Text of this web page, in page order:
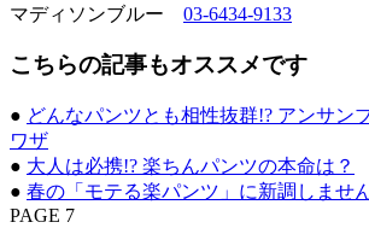
マディソンブルー 03-6434-9133
こちらの記事もオススメです
● どんなパンツとも相性抜群!? アンサン
ワザ
● 大人は必携!? 楽ちんパンツの本命は？
● 春の「モテる楽パンツ」に新調しませ
PAGE 7